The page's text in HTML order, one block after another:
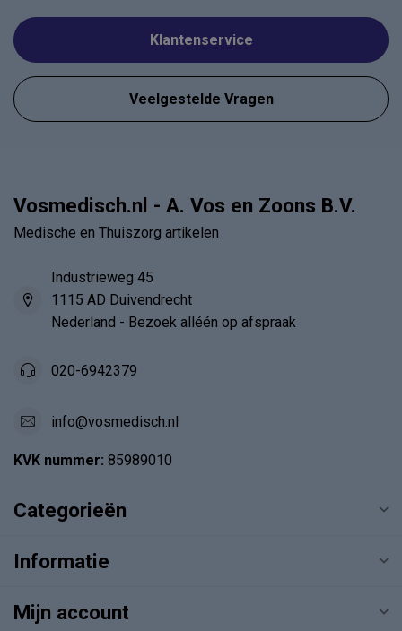
Klantenservice
Veelgestelde Vragen
Vosmedisch.nl - A. Vos en Zoons B.V.
Medische en Thuiszorg artikelen
Industrieweg 45
1115 AD Duivendrecht
Nederland - Bezoek alléén op afspraak
020-6942379
info@vosmedisch.nl
KVK nummer: 85989010
Categorieën
Informatie
Mijn account